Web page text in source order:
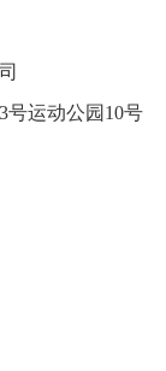
运动公园10号